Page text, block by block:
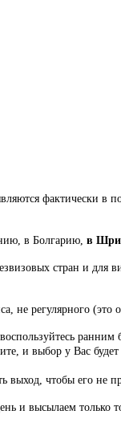
фактически
в Болгарию, в
стран и
не регулярного
и выбор у Вас
чтобы его не
и высылаем только